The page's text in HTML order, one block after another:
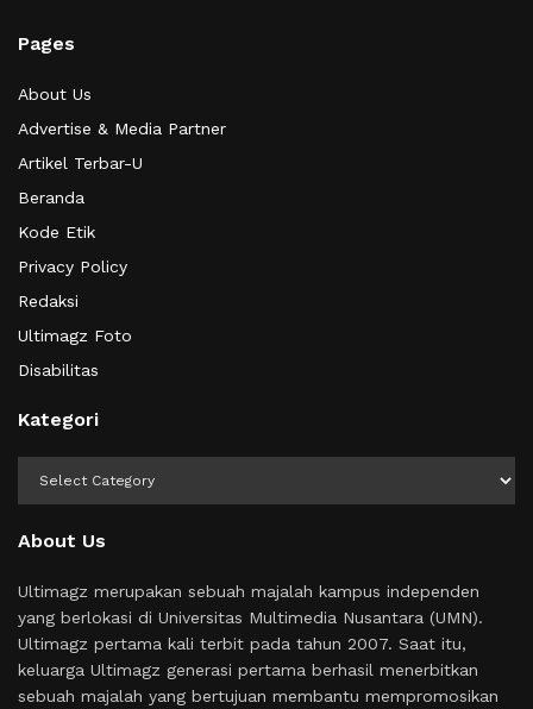
Pages
About Us
Advertise & Media Partner
Artikel Terbar-U
Beranda
Kode Etik
Privacy Policy
Redaksi
Ultimagz Foto
Disabilitas
Kategori
About Us
Ultimagz merupakan sebuah majalah kampus independen
yang berlokasi di Universitas Multimedia Nusantara (UMN).
Ultimagz pertama kali terbit pada tahun 2007. Saat itu,
keluarga Ultimagz generasi pertama berhasil menerbitkan
sebuah majalah yang bertujuan membantu mempromosikan